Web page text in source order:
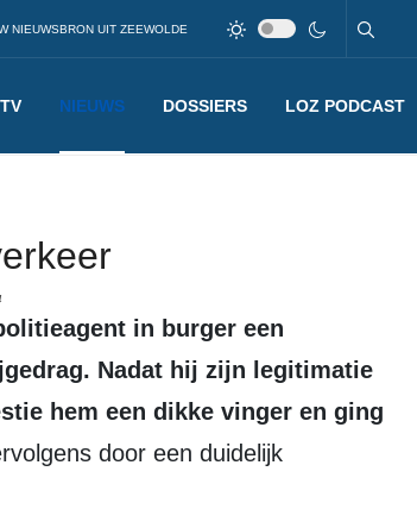
NIEUWSBRON UIT ZEEWOLDE
TV NIEUWS DOSSIERS LOZ PODCAST
Nadat hij zijn legitimatie
hem een dikke vinger en ging
door een duidelijk